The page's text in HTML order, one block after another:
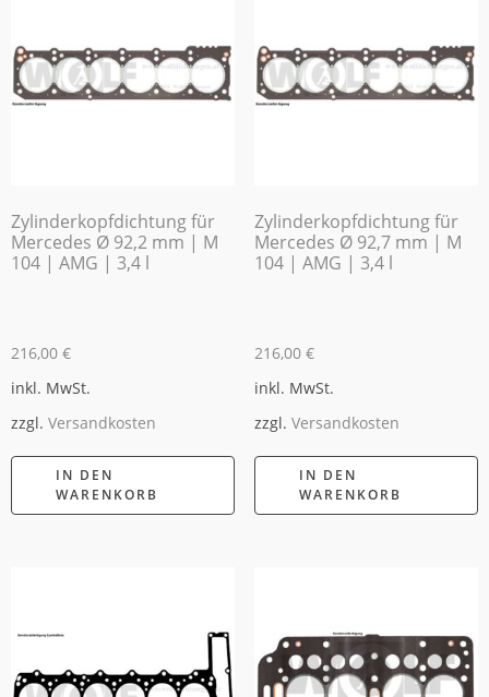
Zylinderkopfdichtung für
Mercedes Ø 92,2 mm | M
104 | AMG | 3,4 l
216,00 €
inkl. MwSt.
zzgl. Versandkosten
IN DEN
WARENKORB
Zylinderkopfdichtung für
Mercedes Ø 92,7 mm | M
104 | AMG | 3,4 l
216,00 €
inkl. MwSt.
zzgl. Versandkosten
IN DEN
WARENKORB